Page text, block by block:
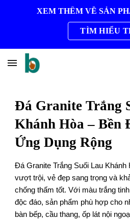
XEM THÊM VỀ SẢN
TÌM HIỂU
Đá Granite Trắng
Khánh Hòa – Bền
Ứng Dụng Rộng
Đá Granite Trắng Suối Lau Khánh
vượt trội, vẻ đẹp sang trọng và
chống thấm tốt. Với màu trắng
độc đáo, sản phẩm phù hợp cho
bàn bếp, cầu thang, ốp lát nội